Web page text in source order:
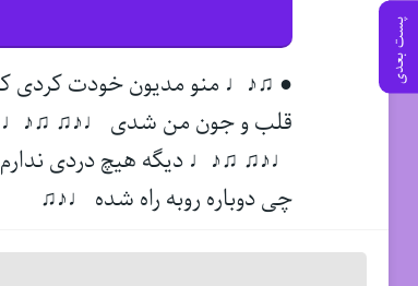
پست بعدی
● ♫♪♩ منو مدیون خودت
قلب و جون من شدی ♩♪♫ ♫♪♩
♩♪♫ ♫♪♩ دیگه هیچ دردی
چی دوباره روبه راه شده ♩♪♫